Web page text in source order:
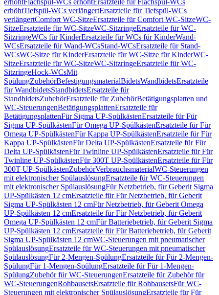
erhöhtFlachspül-WCs erhöhtErsatzteile für Flachspül-WCs
erhöhtTiefspül-WCs verlängertErsatzteile für Tiefspül-WCs
verlängertComfort WC-SitzeErsatzteile für Comfort WC-SitzeWC-
SitzeErsatzteile für WC-SitzeWC-SitzringeErsatzteile für WC-
SitzringeWCs für KinderErsatzteile für WCs für KinderWand-
WCsErsatzteile für Wand-WCsStand-WCsErsatzteile für Stand-
WCsWC-Sitze für KinderErsatzteile für WC-Sitze für KinderWC-
SitzeErsatzteile für WC-SitzeWC-SitzringeErsatzteile für WC-
SitzringeHock-WCsMit
SpülungZubehörBefestigungsmaterialBidetsWandbidetsErsatzteile
für WandbidetsStandbidetsErsatzteile für
StandbidetsZubehörErsatzteile für ZubehörBetätigungsplatten und
WC-SteuerungenBetätigungsplattenErsatzteile für
BetätigungsplattenFür Sigma UP-SpülkästenErsatzteile für Für
Sigma UP-SpülkästenFür Omega UP-SpülkästenErsatzteile für Für
Omega UP-SpülkästenFür Kappa UP-SpülkästenErsatzteile für Für
Kappa UP-SpülkästenFür Delta UP-SpülkästenErsatzteile für Für
Delta UP-SpülkästenFür Twinline UP-SpülkästenErsatzteile für Für
Twinline UP-SpülkästenFür 300T UP-SpülkästenErsatzteile für Für
300T UP-SpülkästenZubehörVerbrauchsmaterialWC-Steuerungen
mit elektronischer SpülauslösungErsatzteile für WC-Steuerungen
mit elektronischer SpülauslösungFür Netzbetrieb, für Geberit Sigma
UP-Spülkästen 12 cmErsatzteile für Für Netzbetrieb, für Geberit
Sigma UP-Spülkästen 12 cmFür Netzbetrieb, für Geberit Omega
UP-Spülkästen 12 cmErsatzteile für Für Netzbetrieb, für Geberit
Omega UP-Spülkästen 12 cmFür Batteriebetrieb, für Geberit Sigma
UP-Spülkästen 12 cmErsatzteile für Für Batteriebetrieb, für Geberit
Sigma UP-Spülkästen 12 cmWC-Steuerungen mit pneumatischer
SpülauslösungErsatzteile für WC-Steuerungen mit pneumatischer
SpülauslösungFür 2-Mengen-SpülungErsatzteile für Für 2-Mengen-
SpülungFür 1-Mengen-SpülungErsatzteile für Für 1-Mengen-
SpülungZubehör für WC-SteuerungenErsatzteile für Zubehör für
WC-SteuerungenRohbausetsErsatzteile für RohbausetsFür WC-
Steuerungen mit elektronischer SpülauslösungErsatzteile für Für